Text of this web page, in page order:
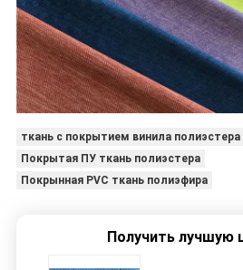
ткань с покрытием винила полиэстера
Покрытая ПУ ткань полиэстера
Покрынная PVC ткань полиэфира
Получить лучшую